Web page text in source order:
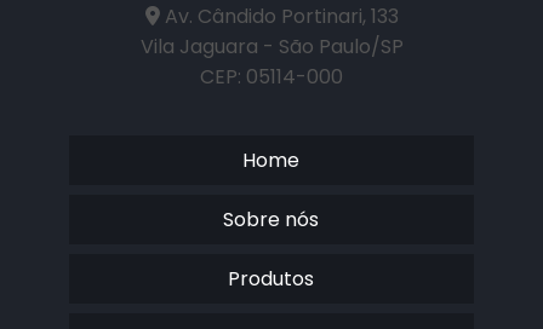
Av. Cândido Portinari, 133
Vila Jaguara - São Paulo/SP
CEP: 05114-000
Home
Sobre nós
Produtos